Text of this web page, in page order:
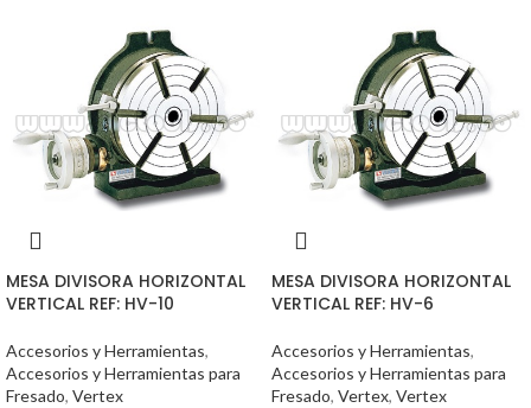
MESA DIVISORA HORIZONTAL
VERTICAL REF: HV-10
Accesorios y Herramientas,
Accesorios y Herramientas para
Fresado, Vertex
MESA DIVISORA HORIZONTAL
VERTICAL REF: HV-6
Accesorios y Herramientas,
Accesorios y Herramientas para
Fresado, Vertex, Vertex